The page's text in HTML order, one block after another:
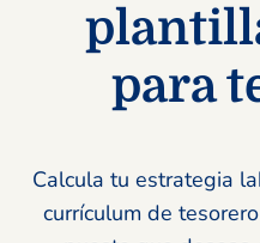
para
Calcula tu estrategia
currículum de